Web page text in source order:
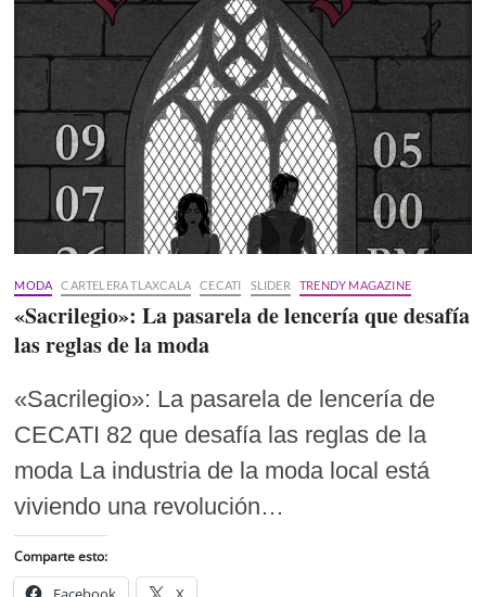
MODA CARTELERA TLAXCALA CECATI SLIDER TRENDY MAGAZINE
«Sacrilegio»: La pasarela de lencería que desafía
las reglas de la moda
«Sacrilegio»: La pasarela de lencería de
CECATI 82 que desafía las reglas de la
moda La industria de la moda local está
viviendo una revolución…
Comparte esto: